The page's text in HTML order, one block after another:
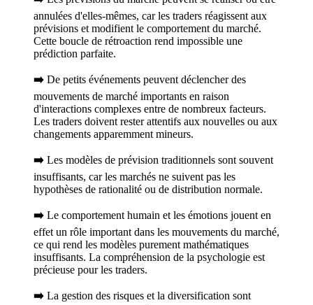
annulées d'elles-mêmes, car les traders réagissent aux
prévisions et modifient le comportement du marché.
Cette boucle de rétroaction rend impossible une
prédiction parfaite.
➡️ De petits événements peuvent déclencher des
mouvements de marché importants en raison
d'interactions complexes entre de nombreux facteurs.
Les traders doivent rester attentifs aux nouvelles ou aux
changements apparemment mineurs.
➡️ Les modèles de prévision traditionnels sont souvent
insuffisants, car les marchés ne suivent pas les
hypothèses de rationalité ou de distribution normale.
➡️ Le comportement humain et les émotions jouent en
effet un rôle important dans les mouvements du marché,
ce qui rend les modèles purement mathématiques
insuffisants. La compréhension de la psychologie est
précieuse pour les traders.
➡️ La gestion des risques et la diversification sont